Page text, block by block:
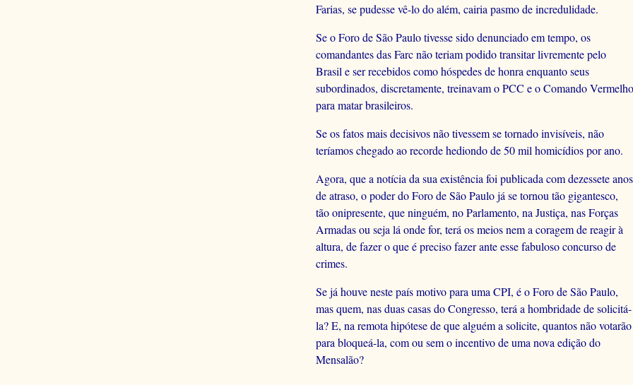
Farias, se pudesse vê-lo do além, cairia pasmo de incredulidade.
Se o Foro de São Paulo tivesse sido denunciado em tempo, os
comandantes das Farc não teriam podido transitar livremente pelo
Brasil e ser recebidos como hóspedes de honra enquanto seus
subordinados, discretamente, treinavam o PCC e o Comando Vermelho
para matar brasileiros.
Se os fatos mais decisivos não tivessem se tornado invisíveis, não
teríamos chegado ao recorde hediondo de 50 mil homicídios por ano.
Agora, que a notícia da sua existência foi publicada com dezessete anos
de atraso, o poder do Foro de São Paulo já se tornou tão gigantesco,
tão onipresente, que ninguém, no Parlamento, na Justiça, nas Forças
Armadas ou seja lá onde for, terá os meios nem a coragem de reagir à
altura, de fazer o que é preciso fazer ante esse fabuloso concurso de
crimes.
Se já houve neste país motivo para uma CPI, é o Foro de São Paulo,
mas quem, nas duas casas do Congresso, terá a hombridade de solicitá-
la? E, na remota hipótese de que alguém a solicite, quantos não votarão
para bloqueá-la, com ou sem o incentivo de uma nova edição do
Mensalão?